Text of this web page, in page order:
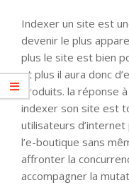
Indexer un site est
devenir le plus
plus le site est bien
et plus il aura donc
produits. la réponse
indexer son site est
utilisateurs
l’e-boutique sans
affronter la
accompagner la